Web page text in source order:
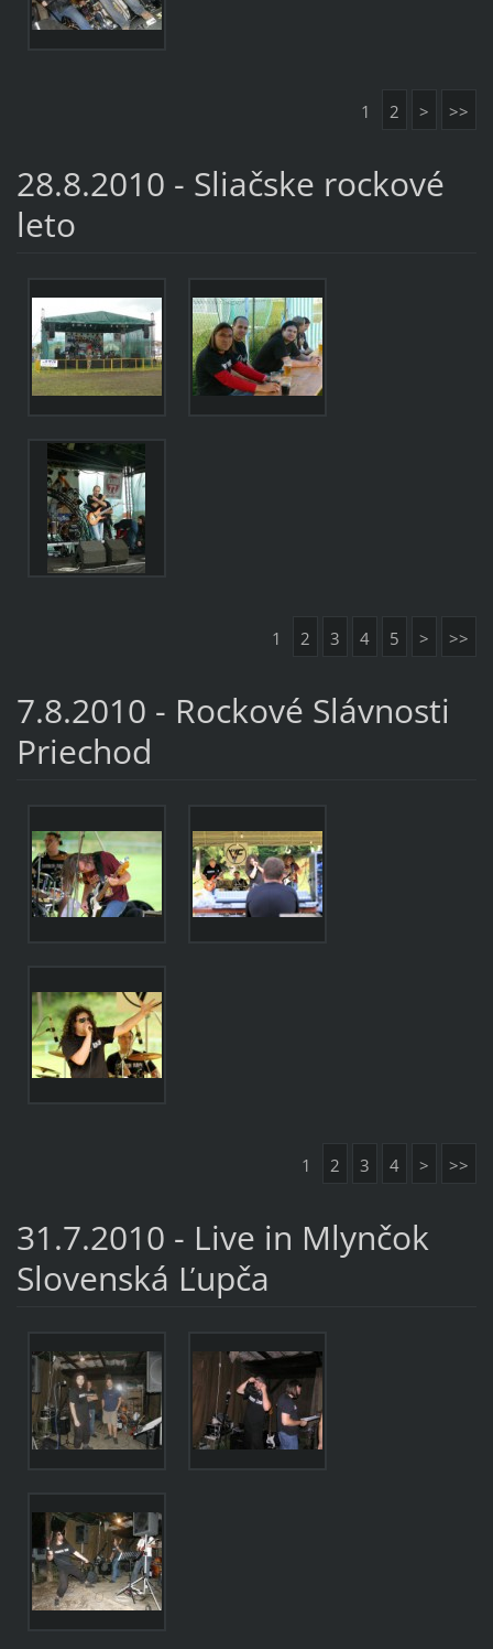
1 2 > >>
28.8.2010 - Sliačske rockové
leto
1 2 3 4 5 > >>
7.8.2010 - Rockové Slávnosti
Priechod
1 2 3 4 > >>
31.7.2010 - Live in Mlynčok
Slovenská Ľupča